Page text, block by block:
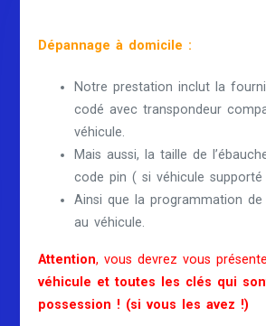
Dépannage à domicile :
Notre prestation inclut la
codé avec transpondeur
véhicule.
Mais aussi, la taille de
code pin ( si véhicule
Ainsi que la programmation
au véhicule.
Attention, vous devrez vous
véhicule et toutes les clés qui
possession ! (si vous les avez !)